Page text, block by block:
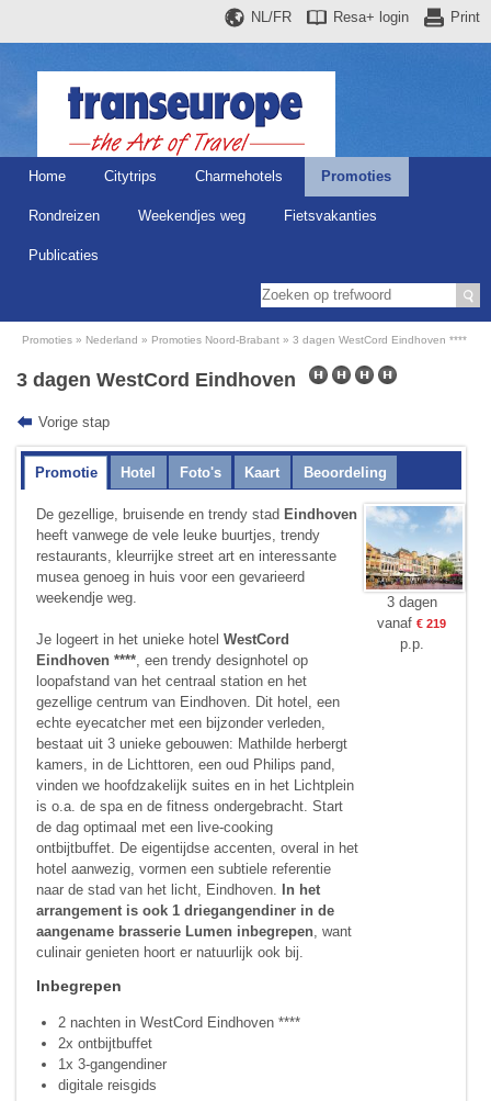
Print
Resa+ login
NL/FR
Home Citytrips Charmehotels Promoties
Rondreizen Weekendjes weg Fietsvakanties
Publicaties
Promoties Nederland Promoties Noord-Brabant 3 dagen WestCord Eindhoven ****
3 dagen WestCord Eindhoven
Vorige stap
Promotie Hotel Foto's Kaart Beoordeling
De gezellige, bruisende en trendy stad Eindhoven
heeft vanwege de vele leuke buurtjes, trendy
restaurants, kleurrijke street art en interessante
musea genoeg in huis voor een gevarieerd
weekendje weg.
Je logeert in het unieke hotelWestCord
Eindhoven ****, een trendy designhotel op
loopafstand van het centraal station en het
gezellige centrum van Eindhoven. Dit hotel, een
echte eyecatcher met een bijzonder verleden,
bestaat uit 3 unieke gebouwen: Mathilde herbergt
kamers, in de Lichttoren, een oud Philips pand,
vinden we hoofdzakelijk suites en in het Lichtplein
is o.a. de spa en de fitness ondergebracht. Start
de dag optimaal met een live-cooking
ontbijtbuffet. De eigentijdse accenten, overal in het
hotel aanwezig, vormen een subtiele referentie
naar de stad van het licht, Eindhoven.
In het
arrangement is ook 1 driegangendiner in de
aangename brasserie Lumen inbegrepen, want
culinair genieten hoort er natuurlijk ook bij.
Inbegrepen
2 nachten in WestCord Eindhoven ****
2x ontbijtbuffet
1x 3-gangendiner
digitale reisgids
3 dagen
vanaf€ 219
p.p.